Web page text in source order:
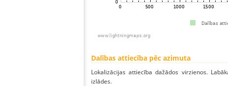
Dalības attiecība pēc azimuta
Lokalizācijas attiecība dažādos virzienos.
izlādes.